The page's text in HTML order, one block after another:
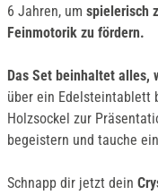
6 Jahren, um spielerisch
Feinmotorik zu fördern.
Das Set beinhaltet alles,
über ein Edelsteintablett
Holzsockel zur
begeistern und tauche
Schnapp dir jetzt dein